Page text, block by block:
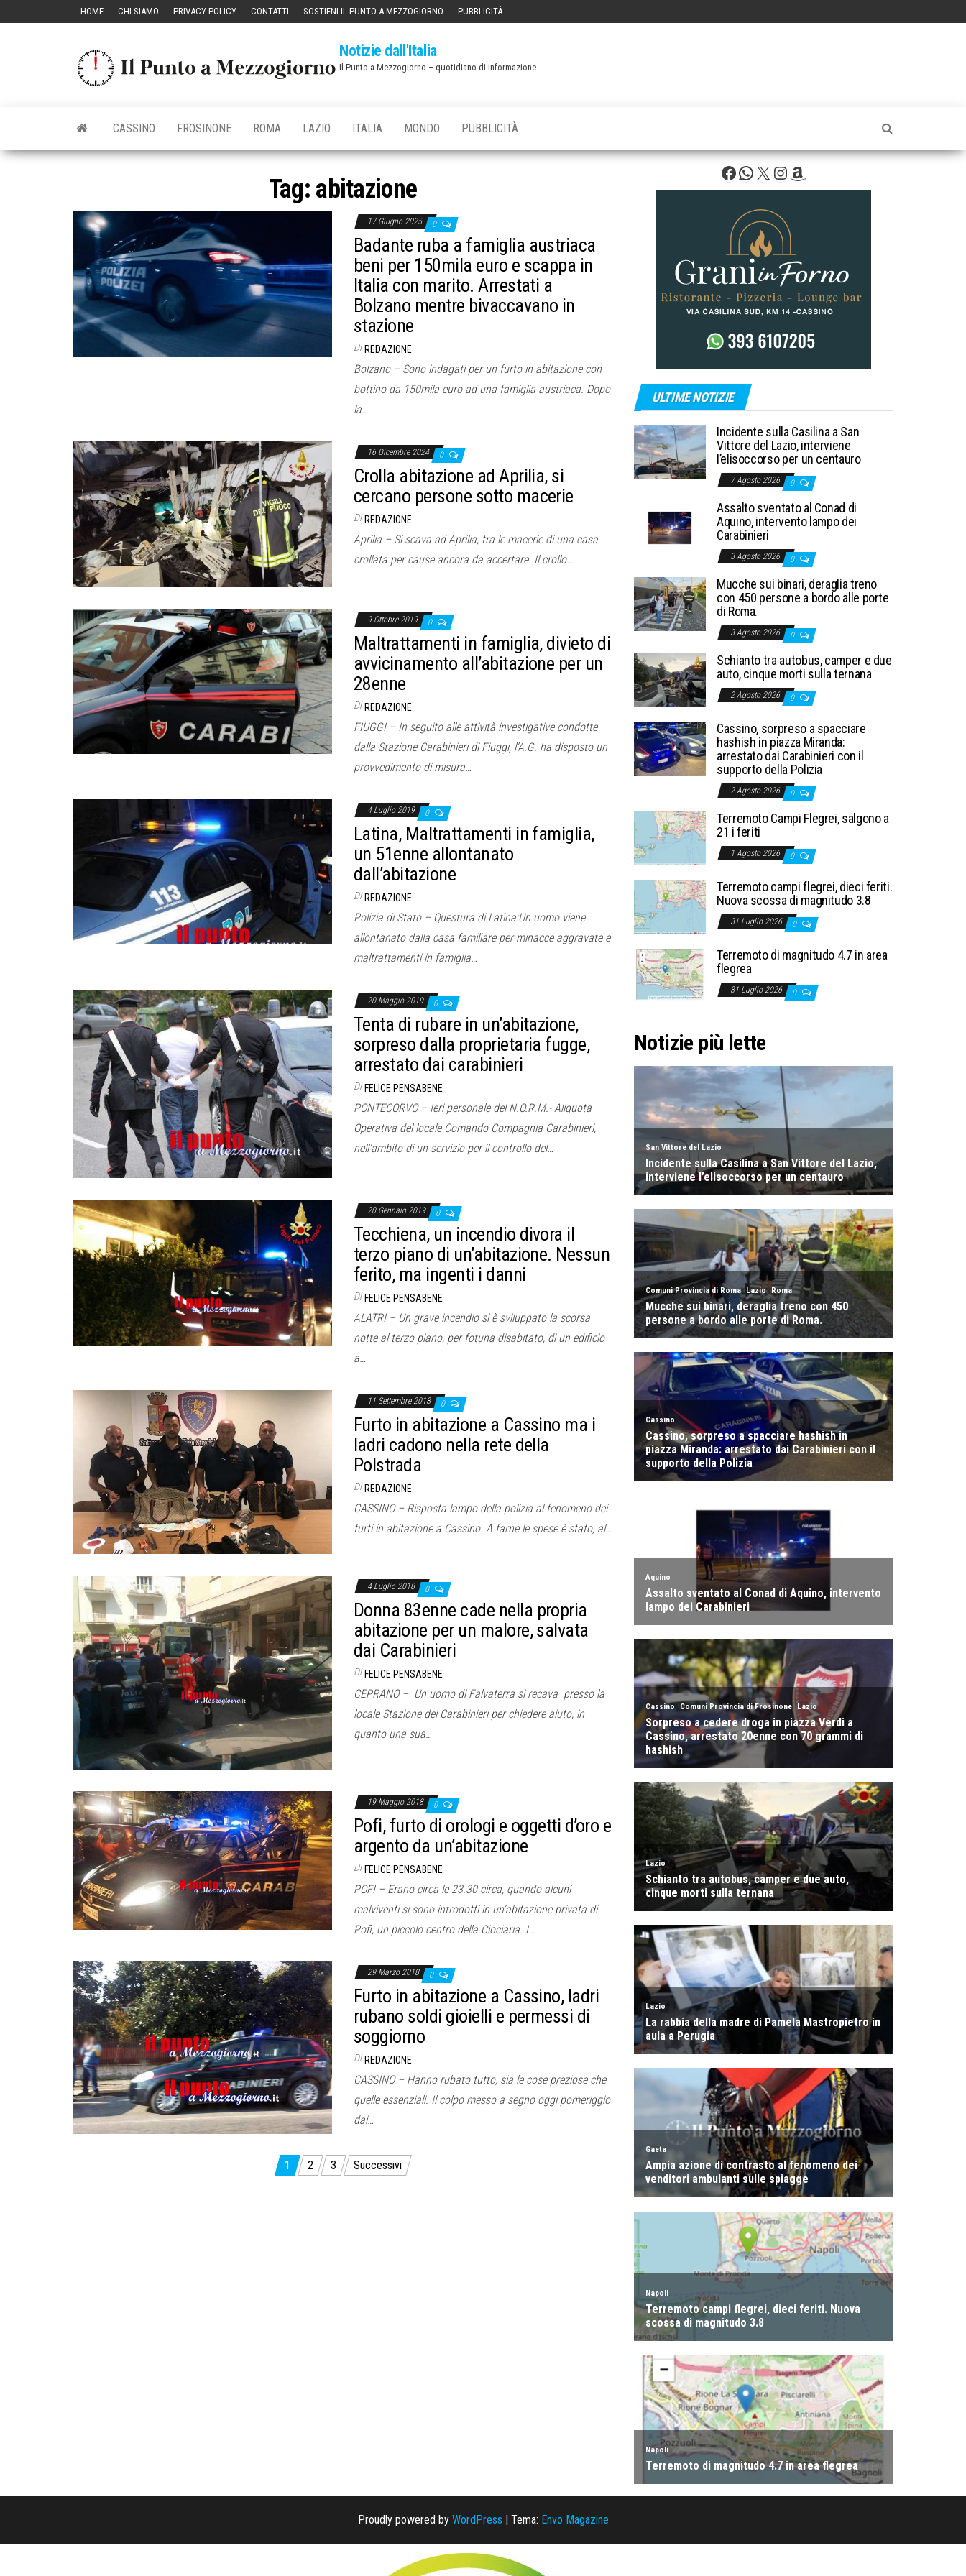
HOME CHI SIAMO PRIVACY POLICY CONTATTI SOSTIENI IL PUNTO A MEZZOGIORNO PUBBLICITÀ
Notizie dall'Italia
Il Punto a Mezzogiorno – quotidiano di informazione
CASSINO FROSINONE ROMA LAZIO ITALIA MONDO PUBBLICITÀ
Tag: abitazione
17 Giugno 2025 0
Badante ruba a famiglia austriaca
beni per 150mila euro e scappa in
Italia con marito. Arrestati a
Bolzano mentre bivaccavano in
stazione
Di REDAZIONE
Bolzano – Sono indagati per un furto in abitazione con
bottino da 150mila euro ad una famiglia austriaca. Dopo
la…
16 Dicembre 2024 0
Crolla abitazione ad Aprilia, si
cercano persone sotto macerie
Di REDAZIONE
Aprilia – Si scava ad Aprilia, tra le macerie di una casa
crollata per cause ancora da accertare. Il crollo…
9 Ottobre 2019 0
Maltrattamenti in famiglia, divieto di
avvicinamento all’abitazione per un
28enne
Di REDAZIONE
FIUGGI – In seguito alle attività investigative condotte
dalla Stazione Carabinieri di Fiuggi, l’A.G. ha disposto un
provvedimento di misura…
4 Luglio 2019 0
Latina, Maltrattamenti in famiglia,
un 51enne allontanato
dall’abitazione
Di REDAZIONE
Polizia di Stato – Questura di Latina:Un uomo viene
allontanato dalla casa familiare per minacce aggravate e
maltrattamenti in famiglia…
20 Maggio 2019 0
Tenta di rubare in un’abitazione,
sorpreso dalla proprietaria fugge,
arrestato dai carabinieri
Di FELICE PENSABENE
PONTECORVO – Ieri personale del N.O.R.M.- Aliquota
Operativa del locale Comando Compagnia Carabinieri,
nell’ambito di un servizio per il controllo del…
20 Gennaio 2019 0
Tecchiena, un incendio divora il
terzo piano di un’abitazione. Nessun
ferito, ma ingenti i danni
Di FELICE PENSABENE
ALATRI – Un grave incendio si è sviluppato la scorsa
notte al terzo piano, per fotuna disabitato, di un edificio
a…
11 Settembre 2018 0
Furto in abitazione a Cassino ma i
ladri cadono nella rete della
Polstrada
Di REDAZIONE
CASSINO – Risposta lampo della polizia al fenomeno dei
furti in abitazione a Cassino. A farne le spese è stato, al…
4 Luglio 2018 0
Donna 83enne cade nella propria
abitazione per un malore, salvata
dai Carabinieri
Di FELICE PENSABENE
CEPRANO – Un uomo di Falvaterra si recava presso la
locale Stazione dei Carabinieri per chiedere aiuto, in
quanto una sua…
19 Maggio 2018 0
Pofi, furto di orologi e oggetti d’oro e
argento da un’abitazione
Di FELICE PENSABENE
POFI – Erano circa le 23.30 circa, quando alcuni
malviventi si sono introdotti in un’abitazione privata di
Pofi, un piccolo centro della Ciociaria. I…
29 Marzo 2018 0
Furto in abitazione a Cassino, ladri
rubano soldi gioielli e permessi di
soggiorno
Di REDAZIONE
CASSINO – Hanno rubato tutto, sia le cose preziose che
quelle essenziali. Il colpo messo a segno oggi pomeriggio
dai…
1 2 3 Successivi
Facebook
WhatsApp
X Instagram
Amazon
ULTIME NOTIZIE
Incidente sulla Casilina a San
Vittore del Lazio, interviene
l’elisoccorso per un centauro
7 Agosto 2026 0
Assalto sventato al Conad di
Aquino, intervento lampo dei
Carabinieri
3 Agosto 2026 0
Mucche sui binari, deraglia treno
con 450 persone a bordo alle porte
di Roma.
3 Agosto 2026 0
Schianto tra autobus, camper e due
auto, cinque morti sulla ternana
2 Agosto 2026 0
Cassino, sorpreso a spacciare
hashish in piazza Miranda:
arrestato dai Carabinieri con il
supporto della Polizia
2 Agosto 2026 0
Terremoto Campi Flegrei, salgono a
21 i feriti
1 Agosto 2026 0
Terremoto campi flegrei, dieci feriti.
Nuova scossa di magnitudo 3.8
31 Luglio 2026 0
Terremoto di magnitudo 4.7 in area
flegrea
31 Luglio 2026 0
Notizie più lette
Proudly powered by WordPress | Tema: Envo Magazine